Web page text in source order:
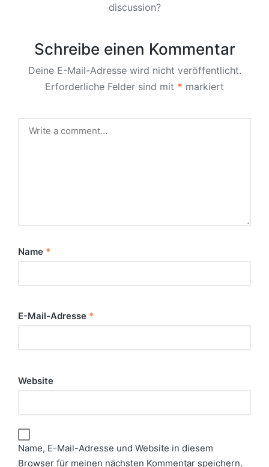
discussion?
Schreibe einen Kommentar
Deine E-Mail-Adresse wird nicht veröffentlicht.
Erforderliche Felder sind mit * markiert
Name *
E-Mail-Adresse *
Website
Name, E-Mail-Adresse und Website in diesem
Browser für meinen nächsten Kommentar speichern.